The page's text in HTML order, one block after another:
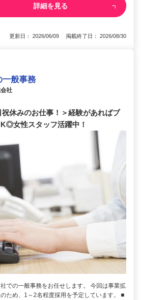
詳細を見る
更新日： 2026/06/09 掲載終了日： 2026/08/30
一般事務
社
祝休みのお仕事！＞経験があればブ
女性スタッフ活躍中！
での一般事務をお任せします。 今回は事業拡
ため、1～2名程度採用を予定しています。 ■